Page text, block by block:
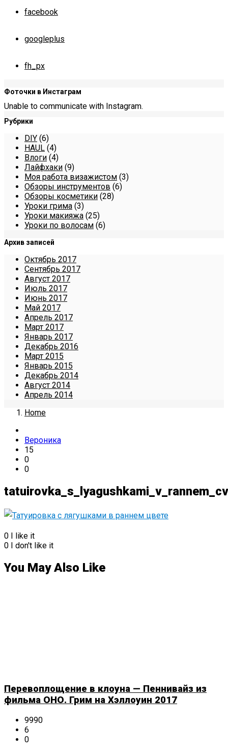
facebook
googleplus
fh_px
Фоточки в Инстаграм
Unable to communicate with Instagram.
Рубрики
DIY (6)
HAUL (4)
Влоги (4)
Лайфхаки (9)
Моя работа визажистом (3)
Обзоры инструментов (6)
Обзоры косметики (28)
Уроки грима (3)
Уроки макияжа (25)
Уроки по волосам (6)
Архив записей
Октябрь 2017
Сентябрь 2017
Август 2017
Июль 2017
Июнь 2017
Май 2017
Апрель 2017
Март 2017
Январь 2017
Декабрь 2016
Март 2015
Январь 2015
Декабрь 2014
Август 2014
Апрель 2014
Home
Вероника
15
0
0
0 I like it
0 I don't like it
You May Also Like
Перевоплощение в клоуна — Пеннивайз из
фильма ОНО. Грим на Хэллоуин 2017
9990
6
0